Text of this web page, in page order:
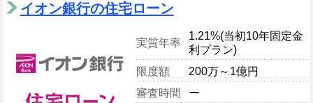
イオン銀行の住宅ローン
実質年率
1.21%(当初10年固定金
利プラン)
限度額
200万～1億円
審査時間
ー